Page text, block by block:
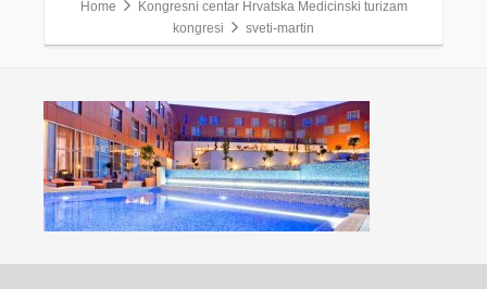
Home
Kongresni centar Hrvatska Medicinski turizam
kongresi
sveti-martin